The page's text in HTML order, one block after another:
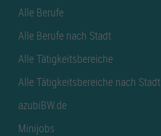
Alle Berufe
Alle Berufe nach Stadt
Alle Tätigkeitsbereiche
Alle Tätigkeitsbereiche nach Stadt
azubiBW.de
Minijobs